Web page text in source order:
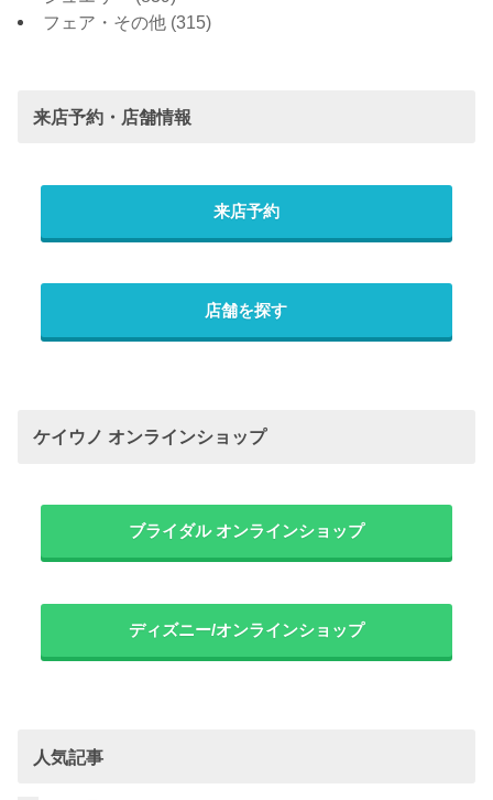
フェア・その他 (315)
来店予約・店舗情報
来店予約
店舗を探す
ケイウノ オンラインショップ
ブライダル オンラインショップ
ディズニー/オンラインショップ
人気記事